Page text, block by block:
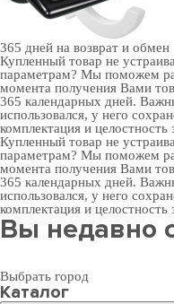
365 дней на возврат и обмен
Купленный товар не
параметрам? Мы поможем
момента получения Вами
365 календарных дней.
использовался, у него
комплектация и целостность
Купленный товар не
параметрам? Мы поможем
момента получения Вами
365 календарных дней.
использовался, у него
комплектация и целостность
Вы недавно
Выбрать город
Каталог